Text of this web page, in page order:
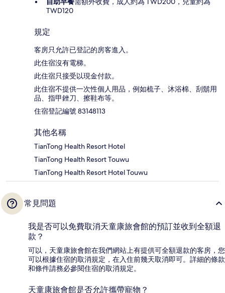
TWD120
規定
客房只允許已登記的房客進入。
此住宿沒有電梯。
此住宿只接受以現金付款。
此住宿不提供一次性個人用品，例如梳子、沐浴棉、刮鬍用
品、指甲銼刀、擦鞋布等。
住宿登記編號 83148113
其他名稱
TianTong Health Resort Hotel
TianTong Health Resort Touwu
TianTong Health Resort Hotel Touwu
常見問題
我是否可以免費取消天童康旅會館的預訂並收到全額退
款？
可以，天童康旅會館在我們網站上有提供可全額退款的客房，您
可以根據住宿的取消規定，在入住前幾天取消即可。詳細的條款
和條件請務必參閱住宿的取消規定。
天童康旅會館是否允許攜帶寵物？